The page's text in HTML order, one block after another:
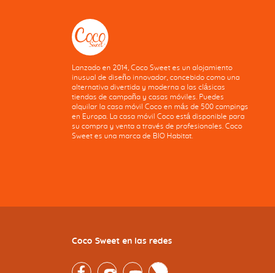
Lanzado en 2014, Coco Sweet es un alojamiento
inusual de diseño innovador, concebido como una
alternativa divertida y moderna a las clásicas
tiendas de campaña y casas móviles. Puedes
alquilar la casa móvil Coco en más de 500 campings
en Europa. La casa móvil Coco está disponible para
su compra y venta a través de profesionales. Coco
Sweet es una marca de BIO Habitat.
Coco Sweet en las redes
FacebookInstagramYoutubeTwitter